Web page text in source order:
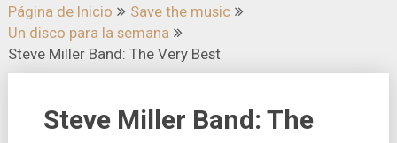
Página de Inicio
Save the music
Un disco para la semana
Steve Miller Band: The Very Best
Steve Miller Band: The